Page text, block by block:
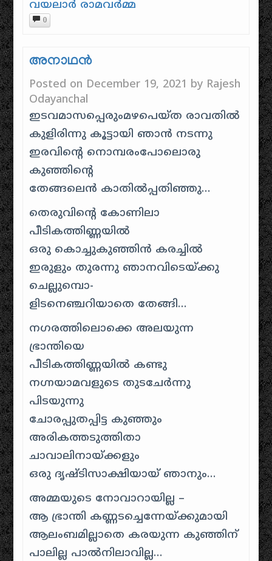
വയലാർ രാമവർമ്മ
0
അനാഥന്‍
Posted on December 19, 2021 by Rajesh
Odayanchal
ഇടവമാസപ്പെരുംമഴപെയ്ത രാവതില്‍
കുളിരിന്നു കൂട്ടായി ഞാന്‍ നടന്നു
ഇരവിന്‍റെ നൊമ്പരംപോലൊരു
കുഞ്ഞിന്‍റെ
തേങ്ങലെന്‍ കാതില്‍‌പ്പതിഞ്ഞു…
തെരുവിന്‍റെ കോണിലാ
പീടികത്തിണ്ണയില്‍
ഒരു കൊച്ചുകുഞ്ഞിന്‍ കരച്ചില്‍
ഇരുളും തുരന്നു ഞാനവിടെയ്ക്കു
ചെല്ലുമ്പൊ-
ളിടനെഞ്ചറിയാതെ തേങ്ങി…
നഗരത്തിലൊക്കെ അലയുന്ന
ഭ്രാന്തിയെ
പീടികത്തിണ്ണയില്‍ കണ്ടു
നഗ്നയാമവളുടെ തുടചേര്‍ന്നു
പിടയുന്നു
ചോരപ്പുതപ്പിട്ട കുഞ്ഞും
അരികത്തടുത്തിതാ
ചാവാലിനായ്ക്കളും
ഒരു ദൃഷ്ടിസാക്ഷിയായ് ഞാനും…
അമ്മയുടെ നോവാറായില്ല –
ആ ഭ്രാന്തി കണ്ണടച്ചെന്നേയ്ക്കുമായി
ആലംബമില്ലാതെ കരയുന്ന കുഞ്ഞിന്
പാലില്ല പാല്‍‌നിലാവില്ല…